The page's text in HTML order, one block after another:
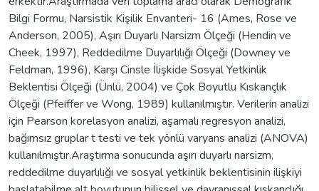
Bilgi Formu, Narsistik Kişilik Envanteri- 16 (Ames, Rose ve
Anderson, 2005), Aşırı Duyarlı Narsizm Ölçeği (Hendin ve
Cheek, 1997), Reddedilme Duyarlılığı Ölçeği (Downey ve
Feldman, 1996), Karşı Cinsle İlişkide Sosyal Yetkinlik
Beklentisi Ölçeği (Ünlü, 2004) ve Çok Boyutlu Kıskançlık
Ölçeği (Pfeiffer ve Wong, 1989) kullanılmıştır. Verilerin analizi
için Pearson korelasyon analizi, aşamalı regresyon analizi,
bağımsız gruplar t testi ve tek yönlü varyans analizi (ANOVA)
kullanılmıştır.Araştırma sonucunda aşırı duyarlı narsizm,
reddedilme duyarlılığı ve sosyal yetkinlik beklentisinin ilişkiyi